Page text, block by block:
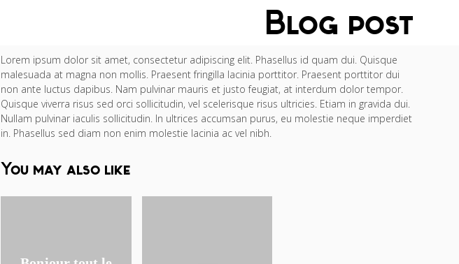
Blog post
Lorem ipsum dolor sit amet, consectetur adipiscing elit. Phasellus id quam dui. Quisque
malesuada at magna non mollis. Praesent fringilla lacinia porttitor. Praesent porttitor dui
non ante luctus dapibus. Nam pulvinar mauris et justo feugiat, at interdum dolor tempor.
Quisque viverra risus sed orci sollicitudin, vel scelerisque risus ultricies. Etiam in gravida dui.
Nullam pulvinar iaculis sollicitudin. In ultrices accumsan purus, eu molestie neque imperdiet
in. Phasellus sed diam non enim molestie lacinia ac vel nibh.
You may also like